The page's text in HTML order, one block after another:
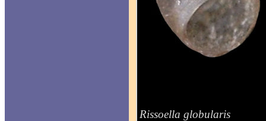
Rissoella globularis